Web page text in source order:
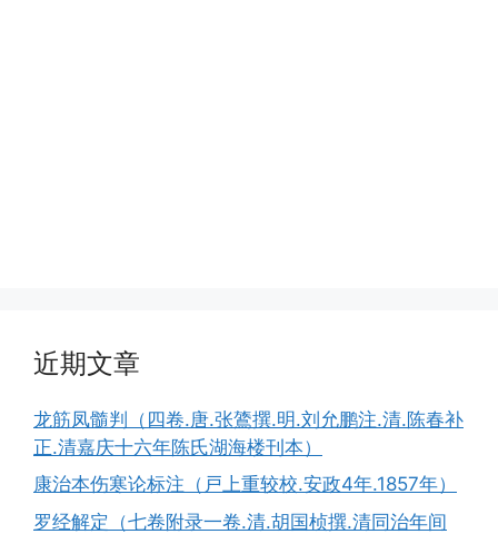
近期文章
龙筋凤髓判（四卷.唐.张鷟撰.明.刘允鹏注.清.陈春补
正.清嘉庆十六年陈氏湖海楼刊本）
康治本伤寒论标注（戸上重较校.安政4年.1857年）
罗经解定（七卷附录一卷.清.胡国桢撰.清同治年间